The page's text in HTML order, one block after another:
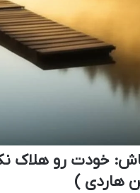
خودت رو هلاک
هاردی )